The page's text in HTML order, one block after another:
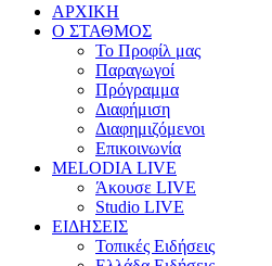
ΑΡΧΙΚΗ
Ο ΣΤΑΘΜΟΣ
Το Προφίλ μας
Παραγωγοί
Πρόγραμμα
Διαφήμιση
Διαφημιζόμενοι
Επικοινωνία
MELODIA LIVE
Άκουσε LIVE
Studio LIVE
ΕΙΔΗΣΕΙΣ
Τοπικές Ειδήσεις